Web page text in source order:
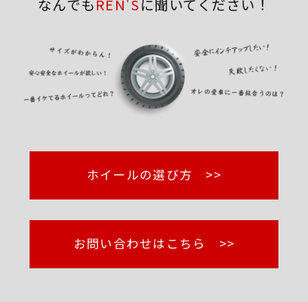
なんでもREN'Sに聞いてください！
ホイールの選び方 >>
お問い合わせはこちら >>